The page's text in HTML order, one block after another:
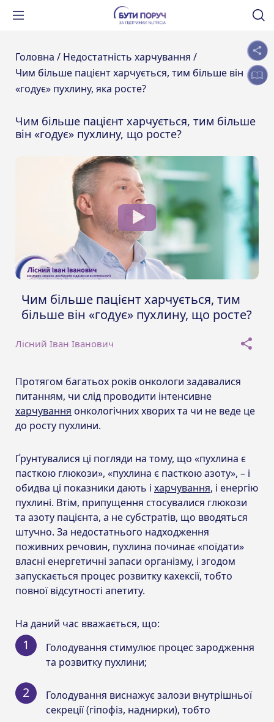
Головна / Недостатність харчування /
Чим більше пацієнт харчується, тим більше він
«годує» пухлину, яка росте?
Чим більше пацієнт харчується, тим більше
він «годує» пухлину, що росте?
Чим більше пацієнт харчується, тим
більше він «годує» пухлину, що росте?
Лісний Іван Іванович
Протягом багатьох років онкологи задавалися
питанням, чи слід проводити інтенсивне
харчування онкологічних хворих та чи не веде це
до росту пухлини.
Ґрунтувалися ці погляди на тому, що «пухлина є
пасткою глюкози», «пухлина є пасткою азоту», – і
обидва ці показники дають і харчування, і енергію
пухлині. Втім, припущення стосувалися глюкози
та азоту пацієнта, а не субстратів, що вводяться
штучно. За недостатнього надходження
поживних речовин, пухлина починає «поїдати»
власні енергетичні запаси організму, і згодом
запускається процес розвитку кахексії, тобто
повної відсутності апетиту.
На даний час вважається, що:
Голодування стимулює процес зародження
та розвитку пухлини;
Голодування виснажує залози внутрішньої
секреції (гіпофіз, наднирки), тобто